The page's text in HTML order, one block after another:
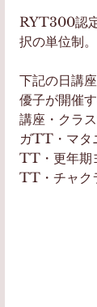
RYT300認
択の単位制。
下記の日講
優子が開催
講座・クラ
ガTT・マタ
TT・更年期
TT・チャク